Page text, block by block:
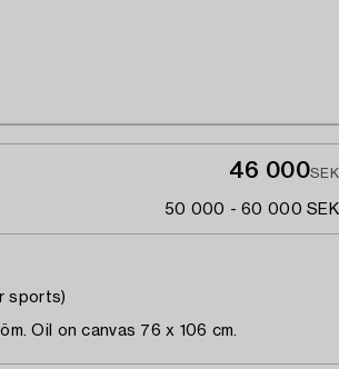
46 000SEK
50 000 - 60 000 SEK
sports)
Oil on canvas 76 x 106 cm.